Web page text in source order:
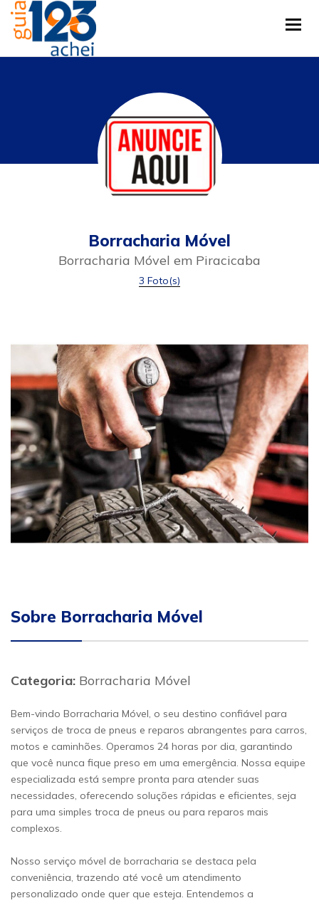
Borracharia Móvel
Borracharia Móvel em Piracicaba
3 Foto(s)
Sobre Borracharia Móvel
Categoria: Borracharia Móvel
Bem-vindo Borracharia Móvel, o seu destino confiável para
serviços de troca de pneus e reparos abrangentes para carros,
motos e caminhões. Operamos 24 horas por dia, garantindo
que você nunca fique preso em uma emergência. Nossa equipe
especializada está sempre pronta para atender suas
necessidades, oferecendo soluções rápidas e eficientes, seja
para uma simples troca de pneus ou para reparos mais
complexos.
Nosso serviço móvel de borracharia se destaca pela
conveniência, trazendo até você um atendimento
personalizado onde quer que esteja. Entendemos a